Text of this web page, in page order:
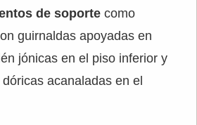
de soporte como
guirnaldas apoyadas en
jónicas en el piso inferior y
acanaladas en el